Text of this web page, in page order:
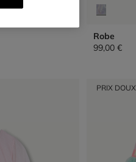
Robe
99,00 €
PRIX DOUX